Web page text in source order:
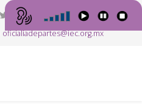
oficialiadepartes@iec.org.mx